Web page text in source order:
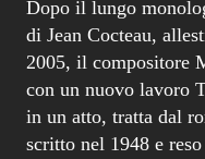
Dopo il lungo
di Jean Cocteau,
2005, il compositore
con un nuovo lavoro
in un atto, tratta dal
scritto nel 1948 e